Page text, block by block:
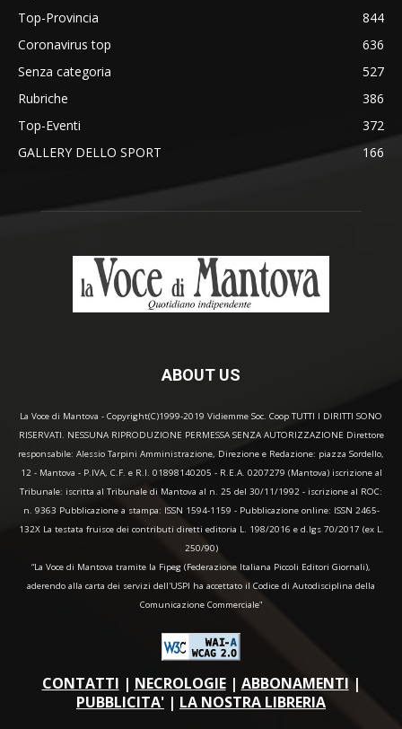
Top-Provincia
844
Coronavirus top
636
Senza categoria
527
Rubriche
386
Top-Eventi
372
GALLERY DELLO SPORT
166
ABOUT US
La Voce di Mantova - Copyright(C)1999-2019 Vidiemme Soc. Coop TUTTI I DIRITTI SONO
RISERVATI. NESSUNA RIPRODUZIONE PERMESSA SENZA AUTORIZZAZIONE Direttore
responsabile: Alessio Tarpini Amministrazione, Direzione e Redazione: piazza Sordello,
12 - Mantova - P.IVA, C.F. e R.I. 01898140205 - R.E.A. 0207279 (Mantova) iscrizione al
Tribunale: iscritta al Tribunale di Mantova al n. 25 del 30/11/1992 - iscrizione al ROC:
n. 9363 Pubblicazione a stampa: ISSN 1594-1159 - Pubblicazione online: ISSN 2465-
132X La testata fruisce dei contributi diretti editoria L. 198/2016 e d.lgs 70/2017 (ex L.
250/90)
“La Voce di Mantova tramite la Fipeg (Federazione Italiana Piccoli Editori Giornali),
aderendo alla carta dei servizi dell'USPI ha accettato il Codice di Autodisciplina della
Comunicazione Commerciale"
CONTATTI | NECROLOGIE| ABBONAMENTI |
PUBBLICITA' | LA NOSTRA LIBRERIA